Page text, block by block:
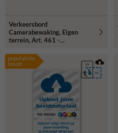
Verkeersbord
Camerabewaking, Eigen
terrein, Art. 461 -
populairste
keuze